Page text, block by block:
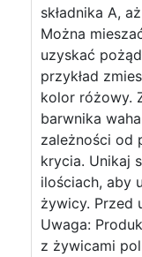
składnika A,
Można
uzyskać
przykład
kolor różowy.
barwnika
zależności od
krycia. Unikaj
ilościach, aby
żywicy. Przed
Uwaga:
z żywicami